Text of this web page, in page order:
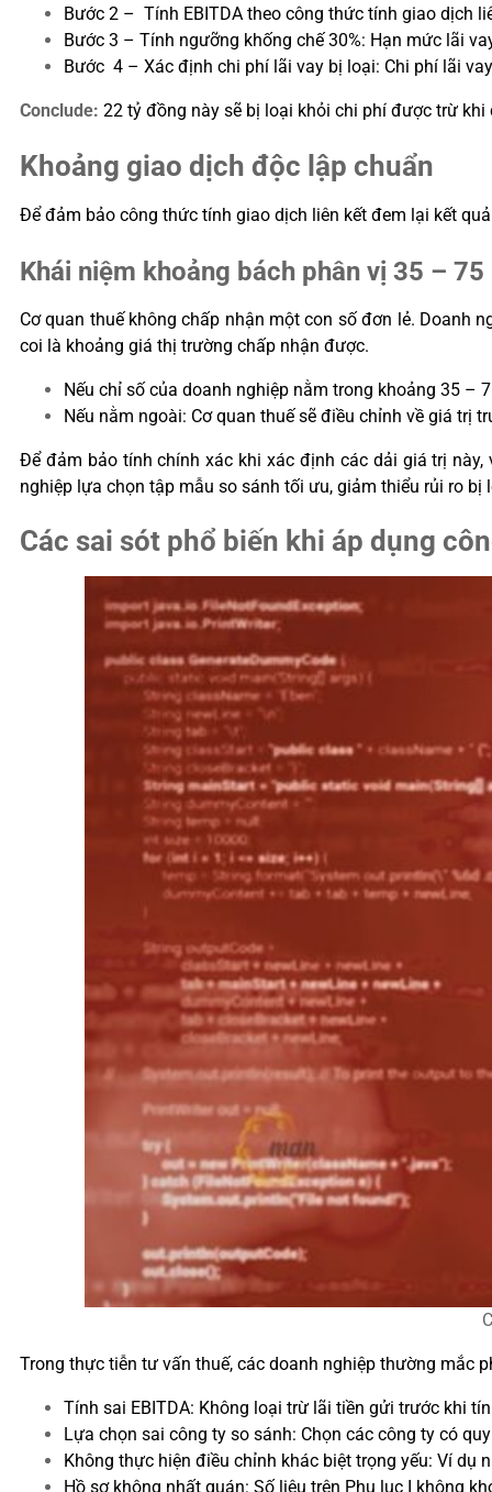
Bước 2 – Tính EBITDA theo công thức tính giao dịch
Bước 3 – Tính ngưỡng khống chế 30%: Hạn mức lãi
Bước 4 – Xác định chi phí lãi vay bị loại: Chi phí lãi
Conclude: 22 tỷ đồng này sẽ bị loại khỏi chi phí được trừ khi
Khoảng giao dịch độc lập chuẩn
Để đảm bảo công thức tính giao dịch liên kết đem lại kết
Khái niệm khoảng bách phân vị 35 – 75
Cơ quan thuế không chấp nhận một con số đơn lẻ.
coi là khoảng giá thị trường chấp nhận được.
Nếu chỉ số của doanh nghiệp nằm trong khoảng 35 –
Nếu nằm ngoài: Cơ quan thuế sẽ điều chỉnh về giá trị
Để đảm bảo tính chính xác khi xác định các dải giá trị này,
nghiệp lựa chọn tập mẫu so sánh tối ưu, giảm thiểu rủi ro
Các sai sót phổ biến khi áp dụng
Trong thực tiễn tư vấn thuế, các doanh nghiệp thường mắc
Tính sai EBITDA: Không loại trừ lãi tiền gửi trước khi
Lựa chọn sai công ty so sánh: Chọn các công ty có
Không thực hiện điều chỉnh khác biệt trọng yếu: Ví dụ
Hồ sơ không nhất quán: Số liệu trên Phụ lục I không